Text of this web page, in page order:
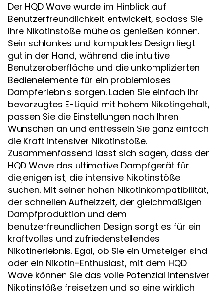
Der HQD Wave wurde im Hinblick auf
Benutzerfreundlichkeit entwickelt, sodass Sie
Ihre Nikotinstöße mühelos genießen können.
Sein schlankes und kompaktes Design liegt
gut in der Hand, während die intuitive
Benutzeroberfläche und die unkomplizierten
Bedienelemente für ein problemloses
Dampferlebnis sorgen. Laden Sie einfach Ihr
bevorzugtes E-Liquid mit hohem Nikotingehalt,
passen Sie die Einstellungen nach Ihren
Wünschen an und entfesseln Sie ganz einfach
die Kraft intensiver Nikotinstöße.
Zusammenfassend lässt sich sagen, dass der
HQD Wave das ultimative Dampfgerät für
diejenigen ist, die intensive Nikotinstöße
suchen. Mit seiner hohen Nikotinkompatibilität,
der schnellen Aufheizzeit, der gleichmäßigen
Dampfproduktion und dem
benutzerfreundlichen Design sorgt es für ein
kraftvolles und zufriedenstellendes
Nikotinerlebnis. Egal, ob Sie ein Umsteiger sind
oder ein Nikotin-Enthusiast, mit dem HQD
Wave können Sie das volle Potenzial intensiver
Nikotinstöße freisetzen und so eine wirklich